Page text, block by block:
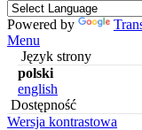
Powered by
Menu
Język strony
polski
english
Dostępność
Wersja kontrastowa